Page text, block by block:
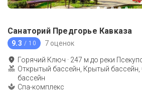
Санаторий Предгорье Кавказа
9.3 / 10 7 оценок
Горячий Ключ · 247 м до реки
Открытый бассейн, Крытый бассейн,
бассейн
Спа-комплекс